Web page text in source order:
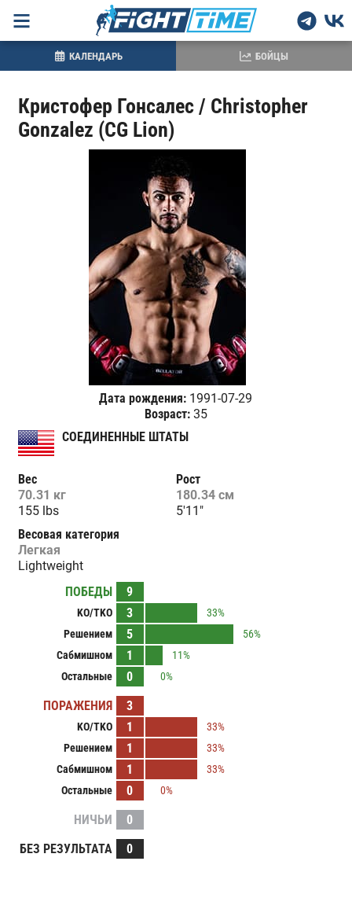
Кристофер Гонсалес / Christopher
Gonzalez (CG Lion)
Дата рождения: 1991-07-29
Возраст:35
СОЕДИНЕННЫЕ ШТАТЫ
Вес
70.31 кг
155 lbs
Рост
180.34 см
5'11"
Весовая категория
Легкая
Lightweight
ПОБЕДЫ
9
KO/TKO 3
33%
Решением
5
56%
Сабмишном
1
11%
Остальные
0 0%
ПОРАЖЕНИЯ 3
KO/TKO 1
33%
Решением
1
33%
Сабмишном
1
33%
Остальные
0 0%
НИЧЬИ
0
БЕЗ РЕЗУЛЬТАТА
0
КАЛЕНДАРЬ БОЙЦЫ